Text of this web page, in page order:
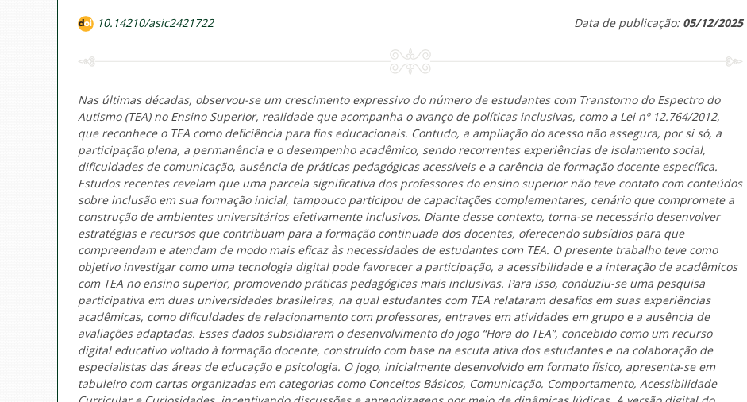
10.14210/asic2421722 Data de publicação: 05/12/2025
Nas últimas décadas, observou-se um crescimento expressivo do número de estudantes com Transtorno do Espectro do
Autismo (TEA) no Ensino Superior, realidade que acompanha o avanço de políticas inclusivas, como a Lei nº 12.764/2012,
que reconhece o TEA como deficiência para fins educacionais. Contudo, a ampliação do acesso não assegura, por si só, a
participação plena, a permanência e o desempenho acadêmico, sendo recorrentes experiências de isolamento social,
dificuldades de comunicação, ausência de práticas pedagógicas acessíveis e a carência de formação docente específica.
Estudos recentes revelam que uma parcela significativa dos professores do ensino superior não teve contato com conteúdos
sobre inclusão em sua formação inicial, tampouco participou de capacitações complementares, cenário que compromete a
construção de ambientes universitários efetivamente inclusivos. Diante desse contexto, torna-se necessário desenvolver
estratégias e recursos que contribuam para a formação continuada dos docentes, oferecendo subsídios para que
compreendam e atendam de modo mais eficaz às necessidades de estudantes com TEA. O presente trabalho teve como
objetivo investigar como uma tecnologia digital pode favorecer a participação, a acessibilidade e a interação de acadêmicos
com TEA no ensino superior, promovendo práticas pedagógicas mais inclusivas. Para isso, conduziu-se uma pesquisa
participativa em duas universidades brasileiras, na qual estudantes com TEA relataram desafios em suas experiências
acadêmicas, como dificuldades de relacionamento com professores, entraves em atividades em grupo e a ausência de
avaliações adaptadas. Esses dados subsidiaram o desenvolvimento do jogo “Hora do TEA”, concebido como um recurso
digital educativo voltado à formação docente, construído com base na escuta ativa dos estudantes e na colaboração de
especialistas das áreas de educação e psicologia. O jogo, inicialmente desenvolvido em formato físico, apresenta-se em
tabuleiro com cartas organizadas em categorias como Conceitos Básicos, Comunicação, Comportamento, Acessibilidade